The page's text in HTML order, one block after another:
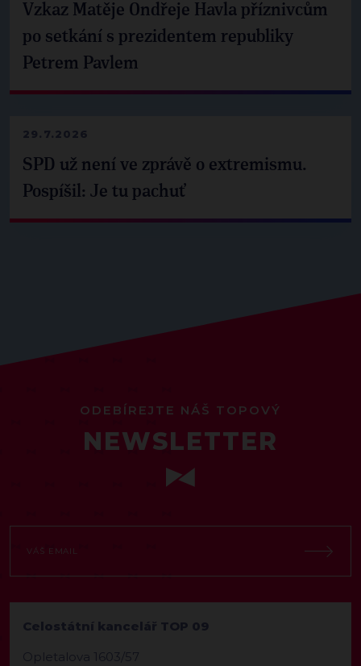
Vzkaz Matěje Ondřeje Havla příznivcům
po setkání s prezidentem republiky
Petrem Pavlem
29.7.2026
SPD už není ve zprávě o extremismu.
Pospíšil: Je tu pachuť
ODEBÍREJTE NÁŠ TOPOVÝ
NEWSLETTER
Celostátní kancelář TOP 09
Opletalova 1603/57